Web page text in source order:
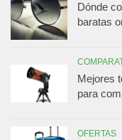
Dónde
baratas
Mejores
para
OFERTAS